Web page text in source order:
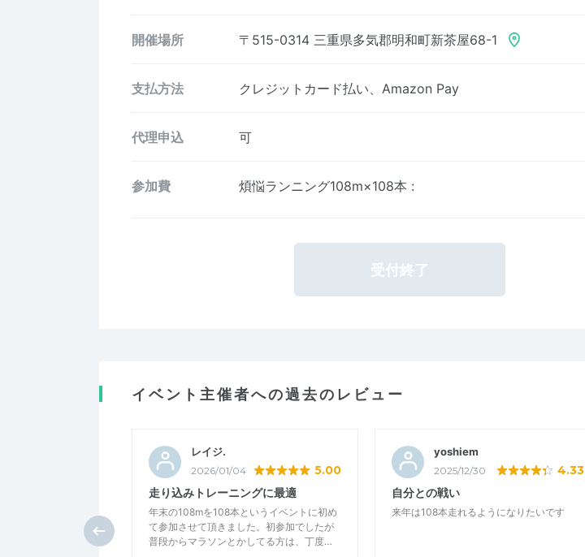
開催場所 〒515-0314 三重県多気郡明和町新茶屋68-1
支払方法 クレジットカード払い、Amazon Pay
代理申込 可
参加費 煩悩ランニング108m×108本 :
受付終了
イベント主催者への過去のレビュー
レイジ.
2026/01/04 5.00
走り込みトレーニングに最適
年末の108mを108本というイベントに初め
て参加させて頂きました。初参加でしたが
普段からマラソンとかしてる方は、丁度…
yoshiem
2025/12/30 4.33
自分との戦い
来年は108本走れるようになりたいです